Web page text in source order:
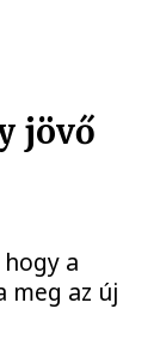
jövő
a
meg az új